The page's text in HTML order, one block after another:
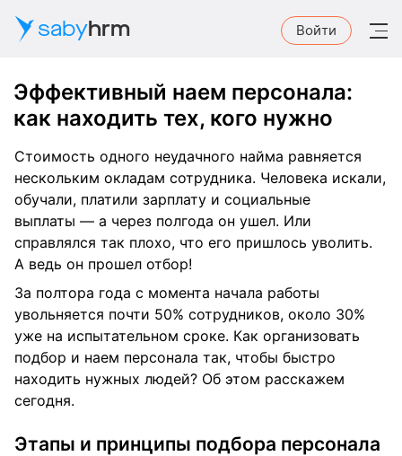
sabyhrm Войти
Эффективный наем персонала:
как находить тех, кого нужно
Стоимость одного неудачного найма равняется
нескольким окладам сотрудника. Человека искали,
обучали, платили зарплату и социальные
выплаты — а через полгода он ушел. Или
справлялся так плохо, что его пришлось уволить.
А ведь он прошел отбор!
За полтора года с момента начала работы
увольняется почти 50% сотрудников, около 30%
уже на испытательном сроке. Как организовать
подбор и наем персонала так, чтобы быстро
находить нужных людей? Об этом расскажем
сегодня.
Этапы и принципы подбора персонала